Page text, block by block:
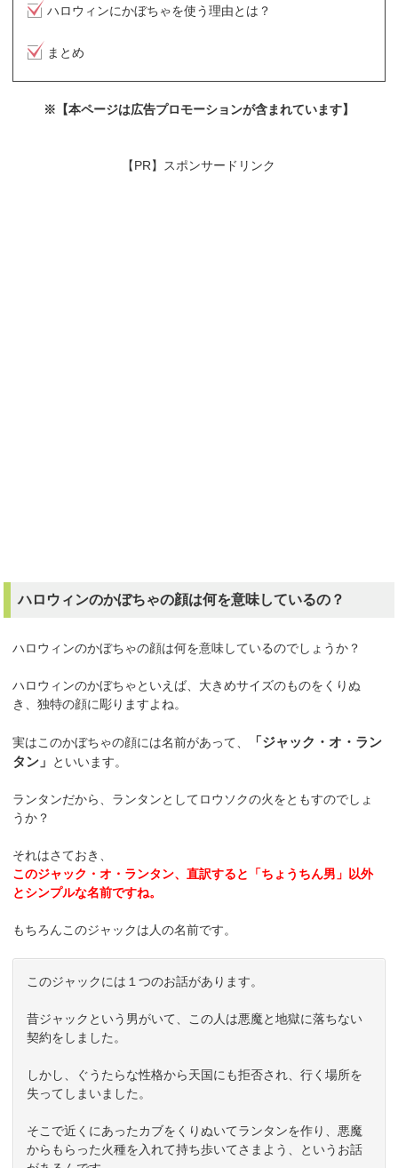
ハロウィンにかぼちゃを使う理由とは？
まとめ
※【本ページは広告プロモーションが含まれています】
【PR】スポンサードリンク
ハロウィンのかぼちゃの顔は何を意味しているの？
ハロウィンのかぼちゃの顔は何を意味しているのでしょうか？
ハロウィンのかぼちゃといえば、大きめサイズのものをくりぬ
き、独特の顔に彫りますよね。
実はこのかぼちゃの顔には名前があって、
「ジャック・オ・ラン
タン」 といいます。
ランタンだから、ランタンとしてロウソクの火をともすのでしょ
うか？
それはさておき、
このジャック・オ・ランタン、直訳すると「ちょうちん男」以外
とシンプルな名前ですね。
もちろんこのジャックは人の名前です。
このジャックには１つのお話があります。
昔ジャックという男がいて、この人は悪魔と地獄に落ちない
契約をしました。
しかし、ぐうたらな性格から天国にも拒否され、行く場所を
失ってしまいました。
そこで近くにあったカブをくりぬいてランタンを作り、悪魔
からもらった火種を入れて持ち歩いてさまよう、というお話